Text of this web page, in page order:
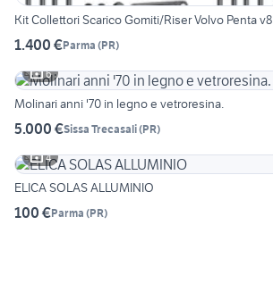
Kit Collettori Scarico Gomiti/Riser Volvo Penta v8
1.400 €Parma (PR)
6
Molinari anni '70 in legno e vetroresina.
5.000 €Sissa Trecasali(PR)
4
ELICA SOLAS ALLUMINIO
100 €Parma (PR)